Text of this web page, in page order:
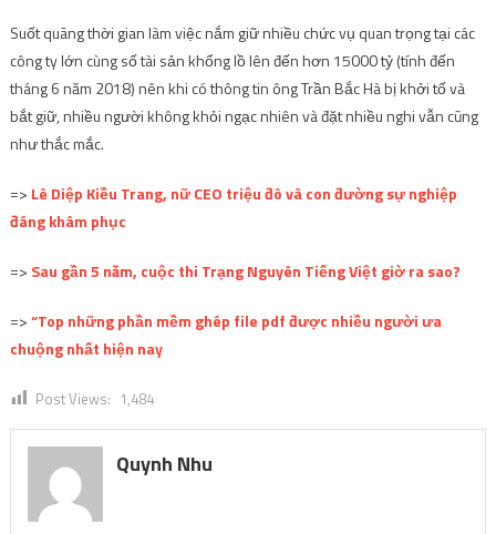
Suốt quãng thời gian làm việc nắm giữ nhiều chức vụ quan trọng tại các
công ty lớn cùng số tài sản khổng lồ lên đến hơn 15000 tỷ (tính đến
tháng 6 năm 2018) nên khi có thông tin ông Trần Bắc Hà bị khởi tố và
bắt giữ, nhiều người không khỏi ngạc nhiên và đặt nhiều nghi vẫn cũng
như thắc mắc.
=> Lê Diệp Kiều Trang, nữ CEO triệu đô và con đường sự nghiệp
đáng khâm phục
=> Sau gần 5 năm, cuộc thi Trạng Nguyên Tiếng Việt giờ ra sao?
=>“Top những phần mềm ghép file pdf được nhiều người ưa
chuộng nhất hiện nay
Post Views: 1,484
Quynh Nhu